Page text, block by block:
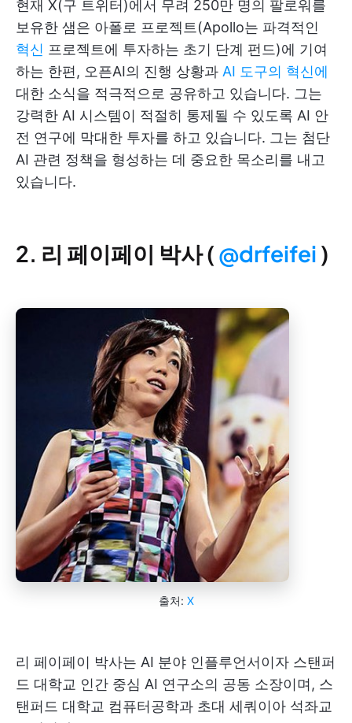
현재 X(구 트위터)에서 무려 250만 명의 팔로워를
보유한 샘은 아폴로 프로젝트(Apollo는 파격적인
혁신 프로젝트에 투자하는 초기 단계 펀드)에 기여
하는 한편, 오픈AI의 진행 상황과 AI 도구의 혁신에
대한 소식을 적극적으로 공유하고 있습니다. 그는
강력한 AI 시스템이 적절히 통제될 수 있도록 AI 안
전 연구에 막대한 투자를 하고 있습니다. 그는 첨단
AI 관련 정책을 형성하는 데 중요한 목소리를 내고
있습니다.
2. 리 페이페이 박사 ( @drfeifei )
출처: X
리 페이페이 박사는 AI 분야 인플루언서이자 스탠퍼
드 대학교 인간 중심 AI 연구소의 공동 소장이며, 스
탠퍼드 대학교 컴퓨터공학과 초대 세쿼이아 석좌교